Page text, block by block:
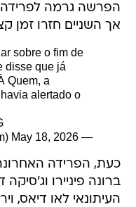
הפרשה גרמה לפרידה
אך השניים חזרו זמן
sobre o fim de
disse que já
Quem, a
alertado o
— Quem (@quem)
May 18, 2026
כעת, הפרידה
ברונה פיניירו
העיתונאי לאו דיאס,